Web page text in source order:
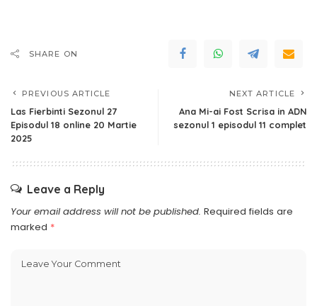
SHARE ON
PREVIOUS ARTICLE
Las Fierbinti Sezonul 27
Episodul 18 online 20 Martie
2025
NEXT ARTICLE
Ana Mi-ai Fost Scrisa in ADN
sezonul 1 episodul 11 complet
Leave a Reply
Your email address will not be published. Required fields are
marked *